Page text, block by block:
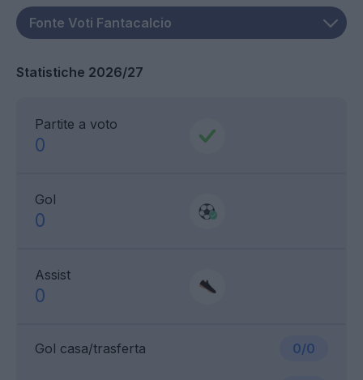
Statistiche 2026/27
Partite a voto
0
Gol
0
Assist
0
Gol casa/trasferta 0/0